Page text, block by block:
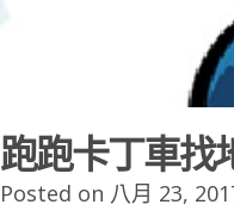
跑跑卡丁車找
Posted on 八月 23,